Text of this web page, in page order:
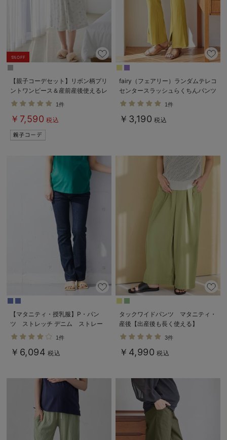
5%OFF
【親子コーデセット】リボン柄プリ
ントワンピース＆産前産後使えるレ
ギンスパジャマ&2wayオール 出
産準備 ギフト マタニティ・産後
1件
￥7,590 税込
fairy（フェアリー）ランダムテレコ
センタースラッシュらくちんパンツ
【出産後も長く使える】
1件
￥3,190 税込
【マタニティ・授乳服】P・パン
ツ ストレッチ デニム ストレー
トセミフレア【ブーツカット】マタ
ニティパンツデニム
1件
￥6,094 税込
タックワイドパンツ マタニティ・
産後【出産後も長く使える】
3件
￥4,990 税込